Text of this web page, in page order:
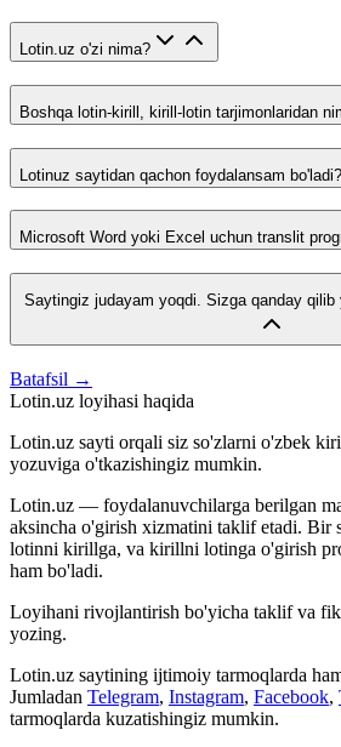
Lotin.uz o'zi nima?
Boshqa lotin-kirill, kirill-lotin tarjimonlaridan
Lotinuz saytidan qachon foydalansam bo'ladi?
Microsoft Word yoki Excel uchun translit
Saytingiz judayam yoqdi. Sizga qanday qilib
Batafsil →
Lotin.uz loyihasi haqida
Lotin.uz sayti orqali siz so'zlarni o'zbek
yozuviga o'tkazishingiz mumkin.
Lotin.uz — foydalanuvchilarga berilgan
aksincha o'girish xizmatini taklif etadi. Bir
lotinni kirillga, va kirillni lotinga o'girish
ham bo'ladi.
Loyihani rivojlantirish bo'yicha taklif va
yozing.
Lotin.uz saytining ijtimoiy tarmoqlarda
Jumladan Telegram, Instagram, Facebook,
tarmoqlarda kuzatishingiz mumkin.